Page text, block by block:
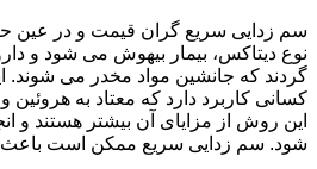
سم زدایی سریع گران قیمت و در عین
نوع دیتاکس، بیمار بیهوش می شود و
گردند که جانشین مواد مخدر می شوند.
کسانی کاربرد دارد که معتاد به
این روش از مزایای آن بیشتر هستند و
شود. سم زدایی سریع ممکن است باعث